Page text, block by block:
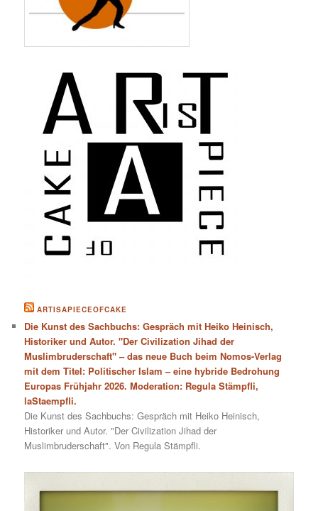
ARTISAPIECEOFCAKE
Die Kunst des Sachbuchs: Gespräch mit Heiko Heinisch,
Historiker und Autor. "Der Civilization Jihad der
Muslimbruderschaft" – das neue Buch beim Nomos-Verlag
mit dem Titel: Politischer Islam – eine hybride Bedrohung
Europas Frühjahr 2026. Moderation: Regula Stämpfli,
laStaempfli.
Die Kunst des Sachbuchs: Gespräch mit Heiko Heinisch,
Historiker und Autor. "Der Civilization Jihad der
Muslimbruderschaft". Von Regula Stämpfli.